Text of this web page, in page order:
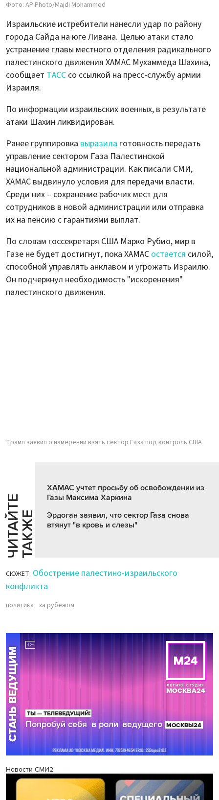
Фото: AP Photo/Majdi Mohammed
Израильские истребители нанесли удар по району
города Сайда на юге Ливана. Целью атаки стало
устранение главы местного отделения радикального
палестинского движения ХАМАС Мухаммеда Шахина,
сообщает ТАСС со ссылкой на пресс-службу армии
Израиля.
По информации израильских военных, в результате
атаки Шахин ликвидирован.
Ранее группировка выразила готовность передать
управление сектором Газа Палестинской
национальной администрации. Как писали СМИ,
ХАМАС выдвинуло условия для передачи власти.
Среди них – сохранение рабочих мест для
сотрудников в новой администрации или отправка
их на пенсию с гарантиями выплат.
По словам госсекретаря США Марко Рубио, мир в
Газе не будет достигнут, пока ХАМАС остается силой,
способной управлять анклавом и угрожать Израилю.
Он подчеркнул необходимость "искоренения"
палестинского движения.
Трамп заявил о намерении взять сектор Газа под контроль США
Ч
И
Т
АЙ
Т
Е
Т
А
К
ЖЕ
ХАМАС учтет просьбу об освобождении из
Газы Максима Харкина
Эрдоган заявил, что сектор Газа снова
втянут "в кровь и слезы"
СЮЖЕТ: Обострение палестино-израильского
конфликта
политика за рубежом
Новости СМИ2